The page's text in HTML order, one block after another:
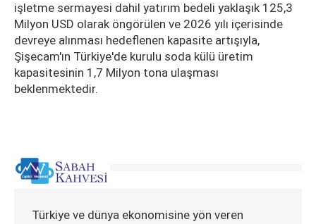
işletme sermayesi dahil yatırım bedeli yaklaşık 125,3
Milyon USD olarak öngörülen ve 2026 yılı içerisinde
devreye alınması hedeflenen kapasite artışıyla,
Şişecam'ın Türkiye'de kurulu soda külü üretim
kapasitesinin 1,7 Milyon tona ulaşması
beklenmektedir.
Türkiye ve dünya ekonomisine yön veren